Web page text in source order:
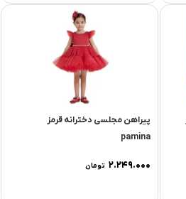
پیراهن مجلسی دخترانه قرمز
pamina
۲.۲۴۹.۰۰۰ تومان